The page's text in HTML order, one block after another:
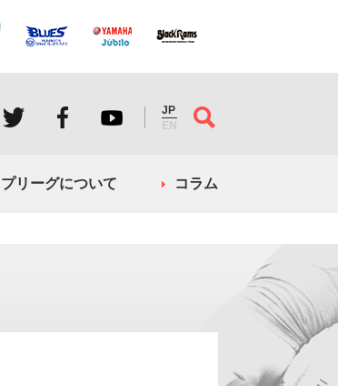
JP
EN
プリーグについて コラム